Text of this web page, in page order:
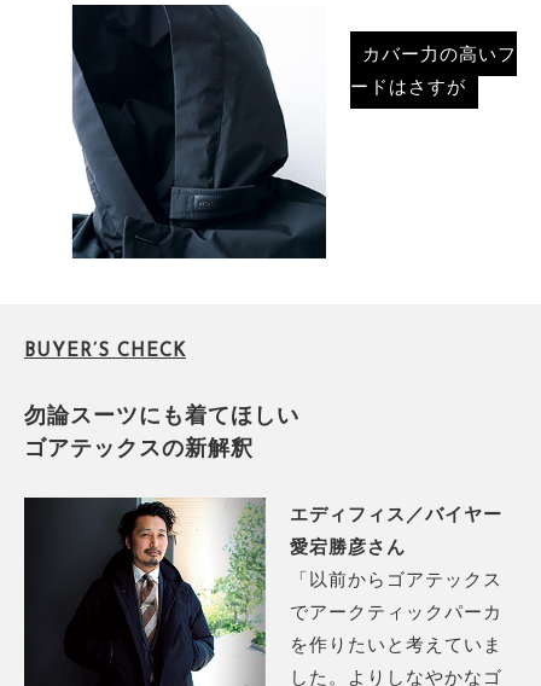
カバー力の高いフ
ードはさすが
BUYER’S CHECK
勿論スーツにも着てほしい
ゴアテックスの新解釈
エディフィス／バイヤー
愛宕勝彦さん
「以前からゴアテックス
でアークティックパーカ
を作りたいと考えていま
した。よりしなやかなゴ